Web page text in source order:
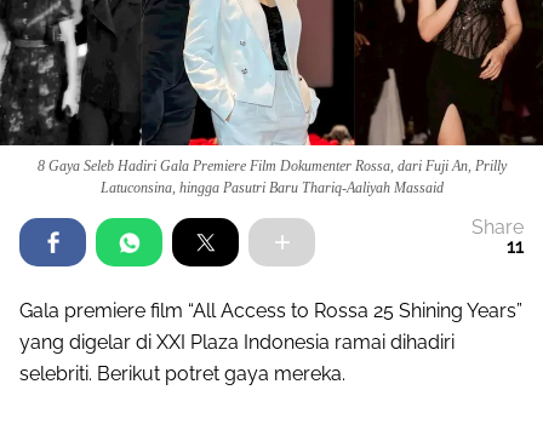
8 Gaya Seleb Hadiri Gala Premiere Film Dokumenter Rossa, dari Fuji An, Prilly
Latuconsina, hingga Pasutri Baru Thariq-Aaliyah Massaid
Share
11
Gala premiere film “All Access to Rossa 25 Shining Years”
yang digelar di XXI Plaza Indonesia ramai dihadiri
selebriti. Berikut potret gaya mereka.